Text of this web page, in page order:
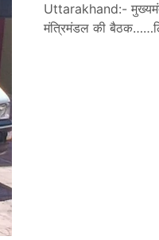
Uttarakhand:-
मंत्रिमंडल की